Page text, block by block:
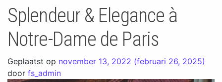
Splendeur & Elegance à
Notre-Dame de Paris
Geplaatst op november 13, 2022 (februari 26, 2025)
door fs_admin